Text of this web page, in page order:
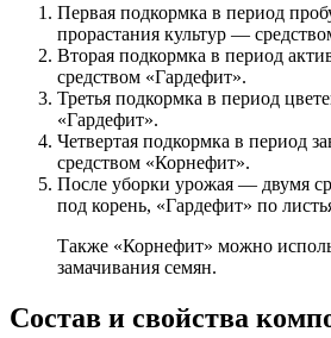
Первая подкормка в период
прорастания культур —
Вторая подкормка в период
средством «Гардефит».
Третья подкормка в период
«Гардефит».
Четвертая подкормка в период
средством «Корнефит».
После уборки урожая — двумя
под корень, «Гардефит» по
Также «Корнефит» можно
замачивания семян.
Состав и свойства